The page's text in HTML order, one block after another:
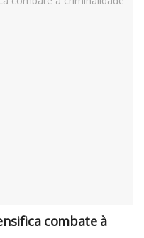
combate à